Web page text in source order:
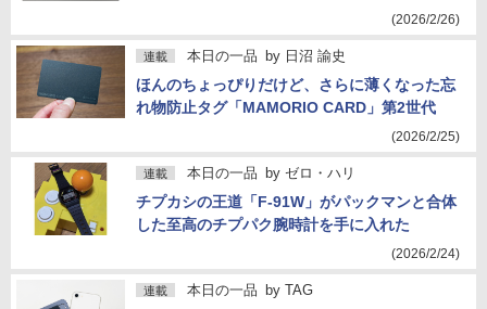
(2026/2/26)
連載 本日の一品 by 日沼 諭史
ほんのちょっぴりだけど、さらに薄くなった忘
れ物防止タグ「MAMORIO CARD」第2世代
(2026/2/25)
連載 本日の一品 by ゼロ・ハリ
チプカシの王道「F-91W」がパックマンと合体
した至高のチプパク腕時計を手に入れた
(2026/2/24)
連載 本日の一品 by TAG